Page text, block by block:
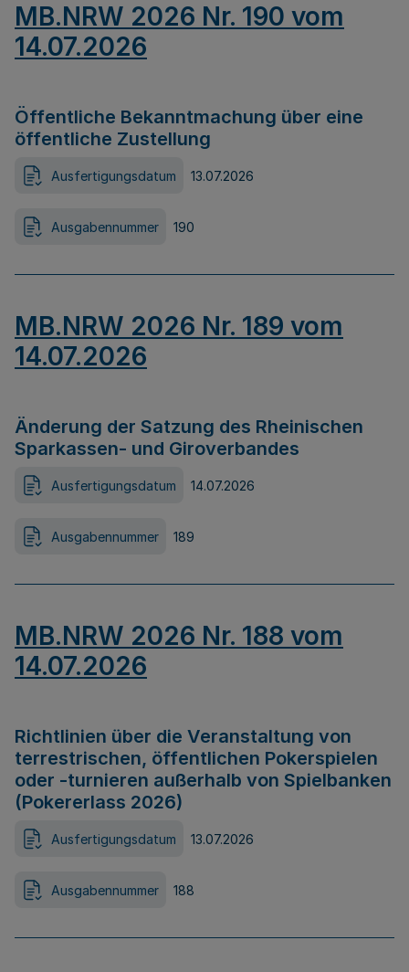
MB.NRW 2026 Nr. 190 vom
14.07.2026
Öffentliche Bekanntmachung über eine
öffentliche Zustellung
Ausfertigungsdatum 13.07.2026
Ausgabennummer 190
MB.NRW 2026 Nr. 189 vom
14.07.2026
Änderung der Satzung des Rheinischen
Sparkassen- und Giroverbandes
Ausfertigungsdatum 14.07.2026
Ausgabennummer 189
MB.NRW 2026 Nr. 188 vom
14.07.2026
Richtlinien über die Veranstaltung von
terrestrischen, öffentlichen Pokerspielen
oder -turnieren außerhalb von Spielbanken
(Pokererlass 2026)
Ausfertigungsdatum 13.07.2026
Ausgabennummer 188